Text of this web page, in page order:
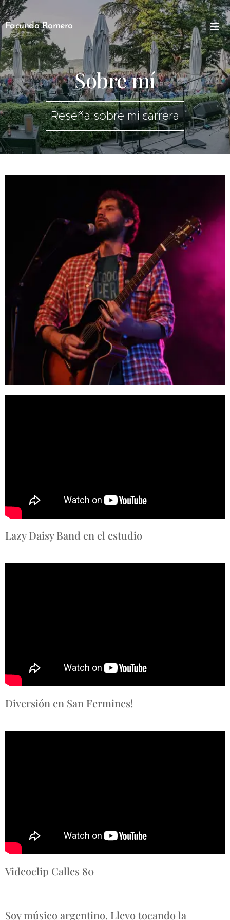
Facundo Romero
Sobre mí
Reseña sobre mi carrera
Lazy Daisy Band en el estudio
Diversión en San Fermines!
Videoclip Calles 80
Soy músico argentino. Llevo tocando la